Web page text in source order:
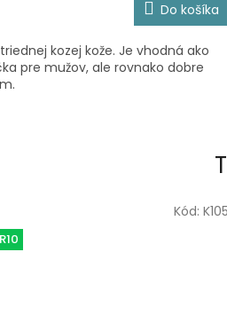
Do košíka
kozej kože. Je vhodná ako
pre mužov, ale rovnako dobre
Kód:K105